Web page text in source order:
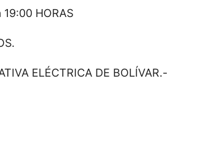
19:00 HORAS
ELÉCTRICA DE BOLÍVAR.-